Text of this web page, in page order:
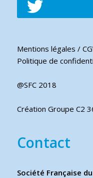
Mentions légales /
Politique de
@SFC 2018
Création Groupe C2
Contact
Société Française